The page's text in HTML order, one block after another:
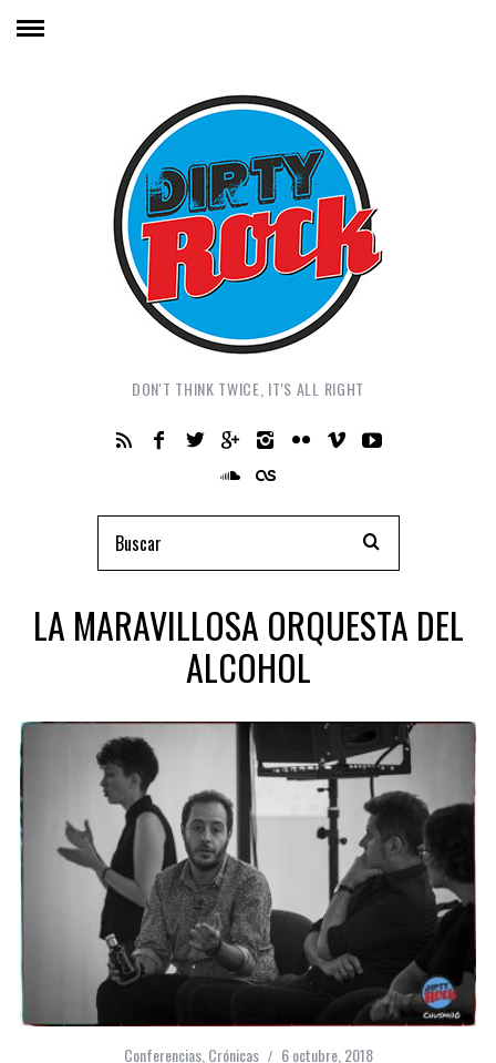
DON'T THINK TWICE, IT'S ALL RIGHT
LA MARAVILLOSA ORQUESTA DEL
ALCOHOL
Conferencias, Crónicas 6 octubre, 2018